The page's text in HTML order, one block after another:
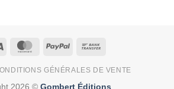
Visa MasterCardPayPal
GÉNÉRALES DE VENTE
2026 © Gombert Éditions